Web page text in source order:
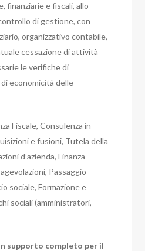
finanziarie e fiscali, allo
di gestione, con
organizzativo contabile,
cessazione di attività
le verifiche di
economicità delle
Fiscale, Consulenza in
e fusioni, Tutela della
d’azienda, Finanza
Passaggio
sociale, Formazione e
sociali (amministratori,
supporto completo per il